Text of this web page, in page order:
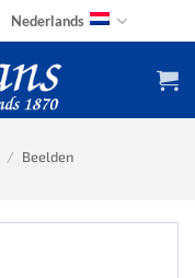
Nederlands
/ Beelden